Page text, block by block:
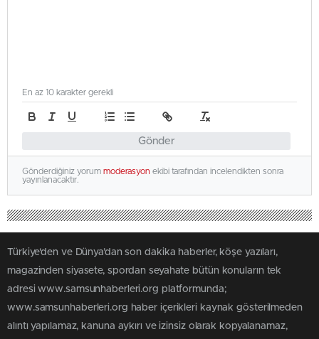
Gönder
En az 10 karakter gerekli
Gönderdiğiniz yorum moderasyon ekibi tarafından incelendikten sonra
yayınlanacaktır.
Türkiye'den ve Dünya’dan son dakika haberler, köşe yazıları,
magazinden siyasete, spordan seyahate bütün konuların tek
adresi www.samsunhaberleri.org platformunda;
www.samsunhaberleri.org haber içerikleri kaynak gösterilmeden
alıntı yapılamaz, kanuna aykırı ve izinsiz olarak kopyalanamaz,